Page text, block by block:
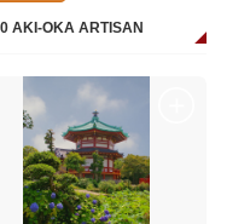
AKI-OKA ARTISAN